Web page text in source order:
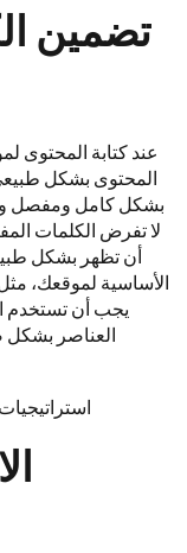
تضمين
عند كتابة المحتوى
المحتوى بشكل
بشكل كامل ومفصل
لا تفرض الكلمات
أن تظهر بشكل
العناصر